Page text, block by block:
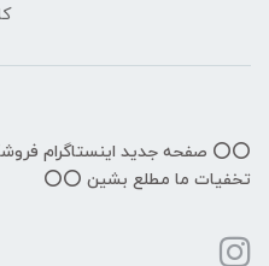
⭕️⭕️ صفحه جدید اینستاگرام
تخفیات ما مطلع بشین ⭕️⭕️